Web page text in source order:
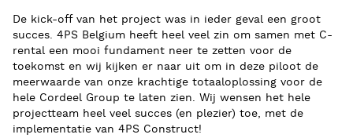
De kick-off van het project was in ieder geval een groot
succes. 4PS Belgium heeft heel veel zin om samen met C-
rental een mooi fundament neer te zetten voor de
toekomst en wij kijken er naar uit om in deze piloot de
meerwaarde van onze krachtige totaaloplossing voor de
hele Cordeel Group te laten zien. Wij wensen het hele
projectteam heel veel succes (en plezier) toe, met de
implementatie van 4PS Construct!